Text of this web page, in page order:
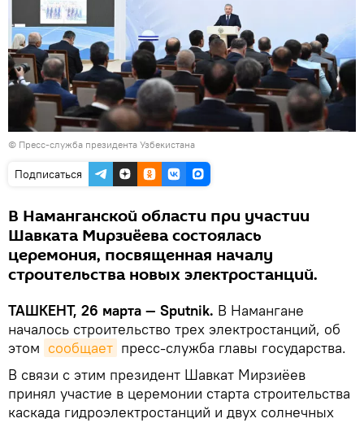
© Пресс-служба президента Узбекистана
Подписаться
В Наманганской области при участии
Шавката Мирзиёева состоялась
церемония, посвященная началу
строительства новых электростанций.
ТАШКЕНТ, 26 марта — Sputnik. В Намангане
началось строительство трех электростанций, об
этом сообщает пресс-служба главы государства.
В связи с этим президент Шавкат Мирзиёев
принял участие в церемонии старта строительства
каскада гидроэлектростанций и двух солнечных